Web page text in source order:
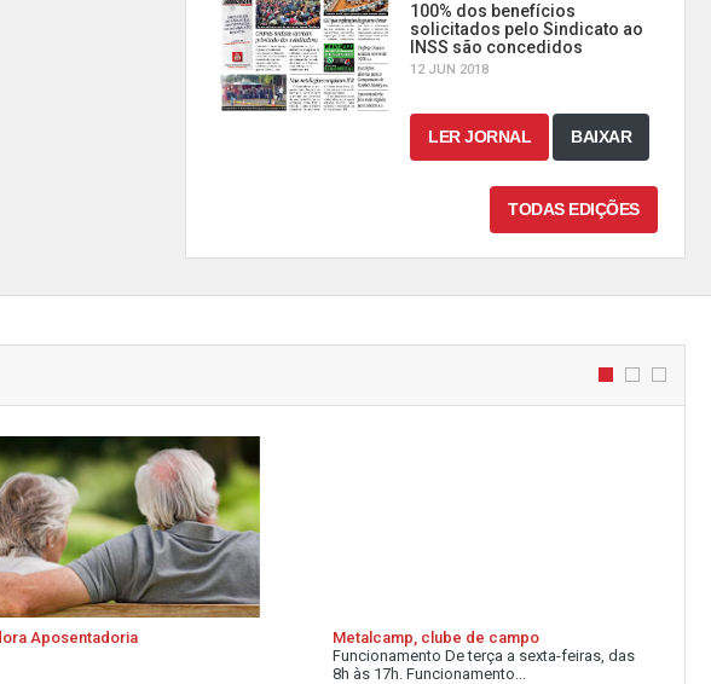
100% dos benefícios
solicitados pelo Sindicato ao
INSS são concedidos
12 JUN 2018
LER JORNAL BAIXAR
TODAS EDIÇÕES
Aposentadoria
Metalcamp, clube de campo
Funcionamento De terça a sexta-feiras, das
8h às 17h. Funcionamento...